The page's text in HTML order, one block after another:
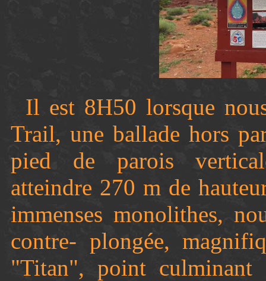
Il est 8H50 lorsque
Trail, une ballade hors
pied de parois
atteindre 270 m de
immenses monolithes,
contre- plongée,
"Titan", point culminant